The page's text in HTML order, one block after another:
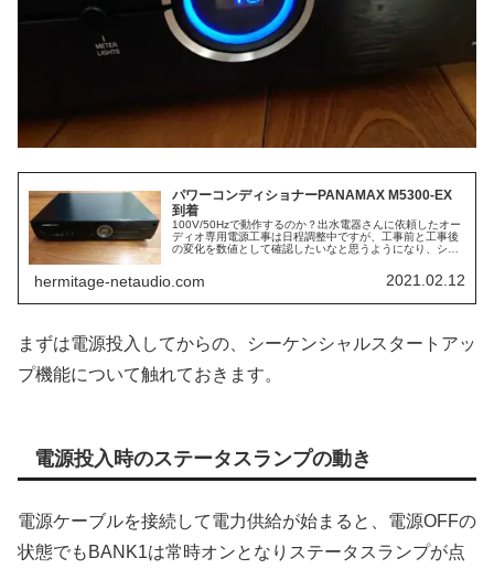
パワーコンディショナーPANAMAX M5300-EX
到着
100V/50Hzで動作するのか？出水電器さんに依頼したオー
ディオ専用電源工事は日程調整中ですが、工事前と工事後
の変化を数値として確認したいなと思うようになり、シア
hermitage-netaudio.com 2021.02.12
まずは電源投入してからの、シーケンシャルスタートアッ
プ機能について触れておきます。
電源投入時のステータスランプの動き
電源ケーブルを接続して電力供給が始まると、電源OFFの
状態でもBANK1は常時オンとなりステータスランプが点